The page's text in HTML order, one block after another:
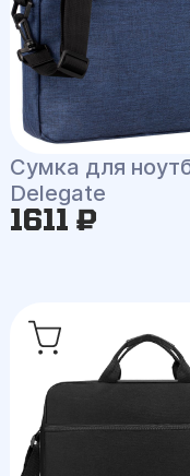
Сумка для
Delegate
1611 ₽